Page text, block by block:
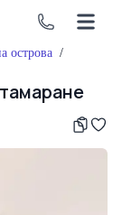
острова /